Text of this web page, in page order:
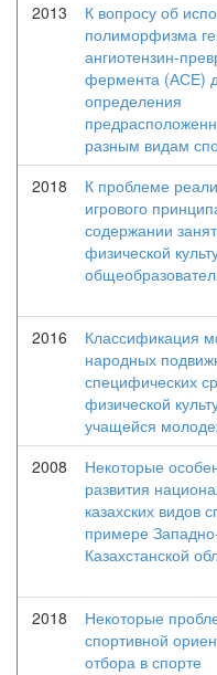
2013
К вопросу об
полиморфизма
ангиотензин-
фермента (АСЕ)
определения
разным видам
2018
К проблеме
игрового
содержании
физической
2016
Классификация
народных
специфических
физической
учащейся
2008
Некоторые
развития
казахских видов
примере
Казахстанской
2018
Некоторые
спортивной
отбора в спорте